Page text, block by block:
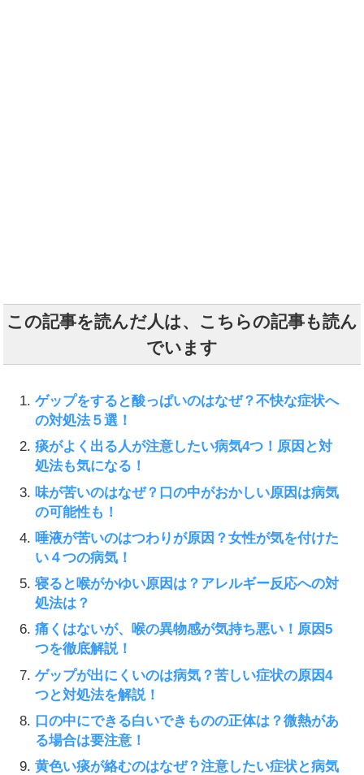
この記事を読んだ人は、こちらの記事も読ん
でいます
ゲップをすると酸っぱいのはなぜ？不快な症状へ
の対処法５選！
痰がよく出る人が注意したい病気4つ！原因と対
処法も気になる！
味が苦いのはなぜ？口の中がおかしい原因は病気
の可能性も！
唾液が苦いのはつわりが原因？女性が気を付けた
い４つの病気！
寝ると喉がかゆい原因は？アレルギー反応への対
処法は？
痛くはないが、喉の異物感が気持ち悪い！原因5
つを徹底解説！
ゲップが出にくいのは病気？苦しい症状の原因4
つと対処法を解説！
口の中にできる白いできものの正体は？微熱があ
る場合は要注意！
黄色い痰が絡むのはなぜ？注意したい症状と病気